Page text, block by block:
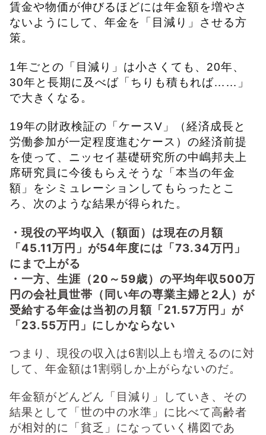
賃金や物価が伸びるほどには年金額を増やさ
ないようにして、年金を「目減り」させる方
策。
1年ごとの「目減り」は小さくても、20年、
30年と長期に及べば「ちりも積もれば……」
で大きくなる。
19年の財政検証の「ケースV」（経済成長と
労働参加が一定程度進むケース）の経済前提
を使って、ニッセイ基礎研究所の中嶋邦夫上
席研究員に今後もらえそうな「本当の年金
額」をシミュレーションしてもらったとこ
ろ、次のような結果が得られた。
・現役の平均収入（額面）は現在の月額
「45.11万円」が54年度には「73.34万円」
にまで上がる
・一方、生涯（20～59歳）の平均年収500万
円の会社員世帯（同い年の専業主婦と2人）が
受給する年金は当初の月額「21.57万円」が
「23.55万円」にしかならない
つまり、現役の収入は6割以上も増えるのに対
して、年金額は1割弱しか上がらないのだ。
年金額がどんどん「目減り」していき、その
結果として「世の中の水準」に比べて高齢者
が相対的に「貧乏」になっていく構図であ